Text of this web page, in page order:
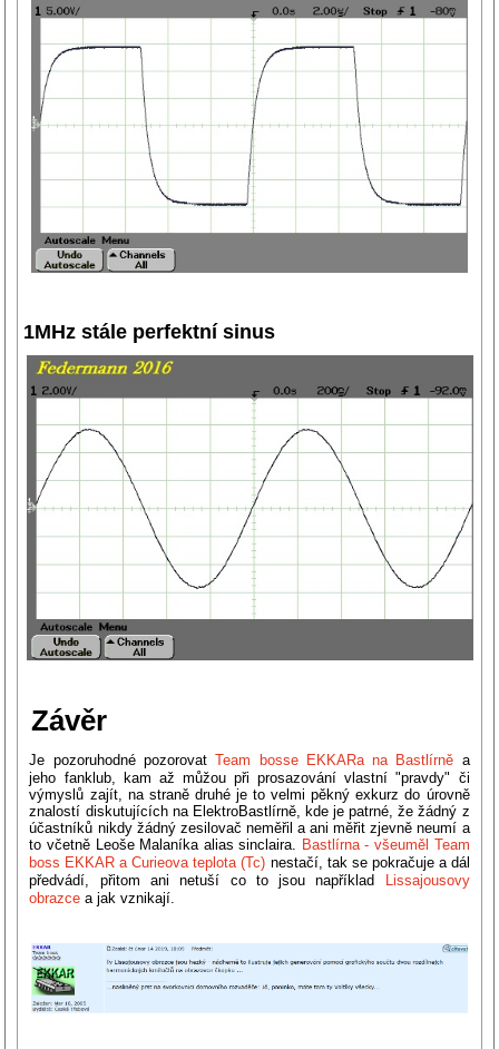
1MHz stále perfektní sinus
Závěr
Je pozoruhodné pozorovatTeam bosse EKKARa na Bastlírně a
jeho fanklub, kam až můžou při prosazování vlastní "pravdy" či
výmyslů zajít, na straně druhé je to velmi pěkný exkurz do úrovně
znalostí diskutujících na ElektroBastlírně, kde je patrné, že žádný z
účastníků nikdy žádný zesilovač neměřil a ani měřit zjevně neumí a
to včetně Leoše Malaníka alias sinclaira. Bastlírna - všeuměl Team
boss EKKAR a Curieova teplota (Tc) nestačí, tak se pokračuje a dál
předvádí, přitom ani netuší co to jsou například Lissajousovy
obrazcea jak vznikají.